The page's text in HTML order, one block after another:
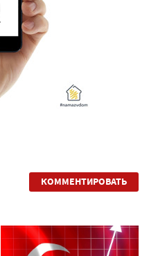
КОММЕНТИРОВАТЬ